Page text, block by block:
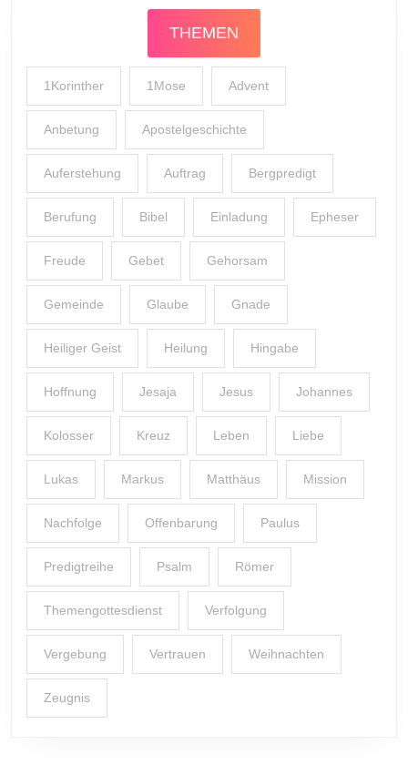
THEMEN
1Korinther 1Mose Advent
Anbetung Apostelgeschichte
Auferstehung Auftrag Bergpredigt
Berufung Bibel Einladung Epheser
Freude Gebet Gehorsam
Gemeinde Glaube Gnade
Heiliger Geist Heilung Hingabe
Hoffnung Jesaja Jesus Johannes
Kolosser Kreuz Leben Liebe
Lukas Markus Matthäus Mission
Nachfolge Offenbarung Paulus
Predigtreihe Psalm Römer
Themengottesdienst Verfolgung
Vergebung Vertrauen Weihnachten
Zeugnis